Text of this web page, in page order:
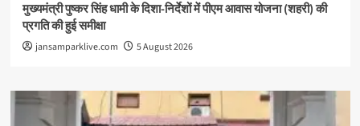
मुख्यमंत्री पुष्कर सिंह धामी के दिशा-निर्देशों में पीएम आवास योजना (शहरी) की
प्रगति की हुई समीक्षा
jansamparklive.com 5 August 2026